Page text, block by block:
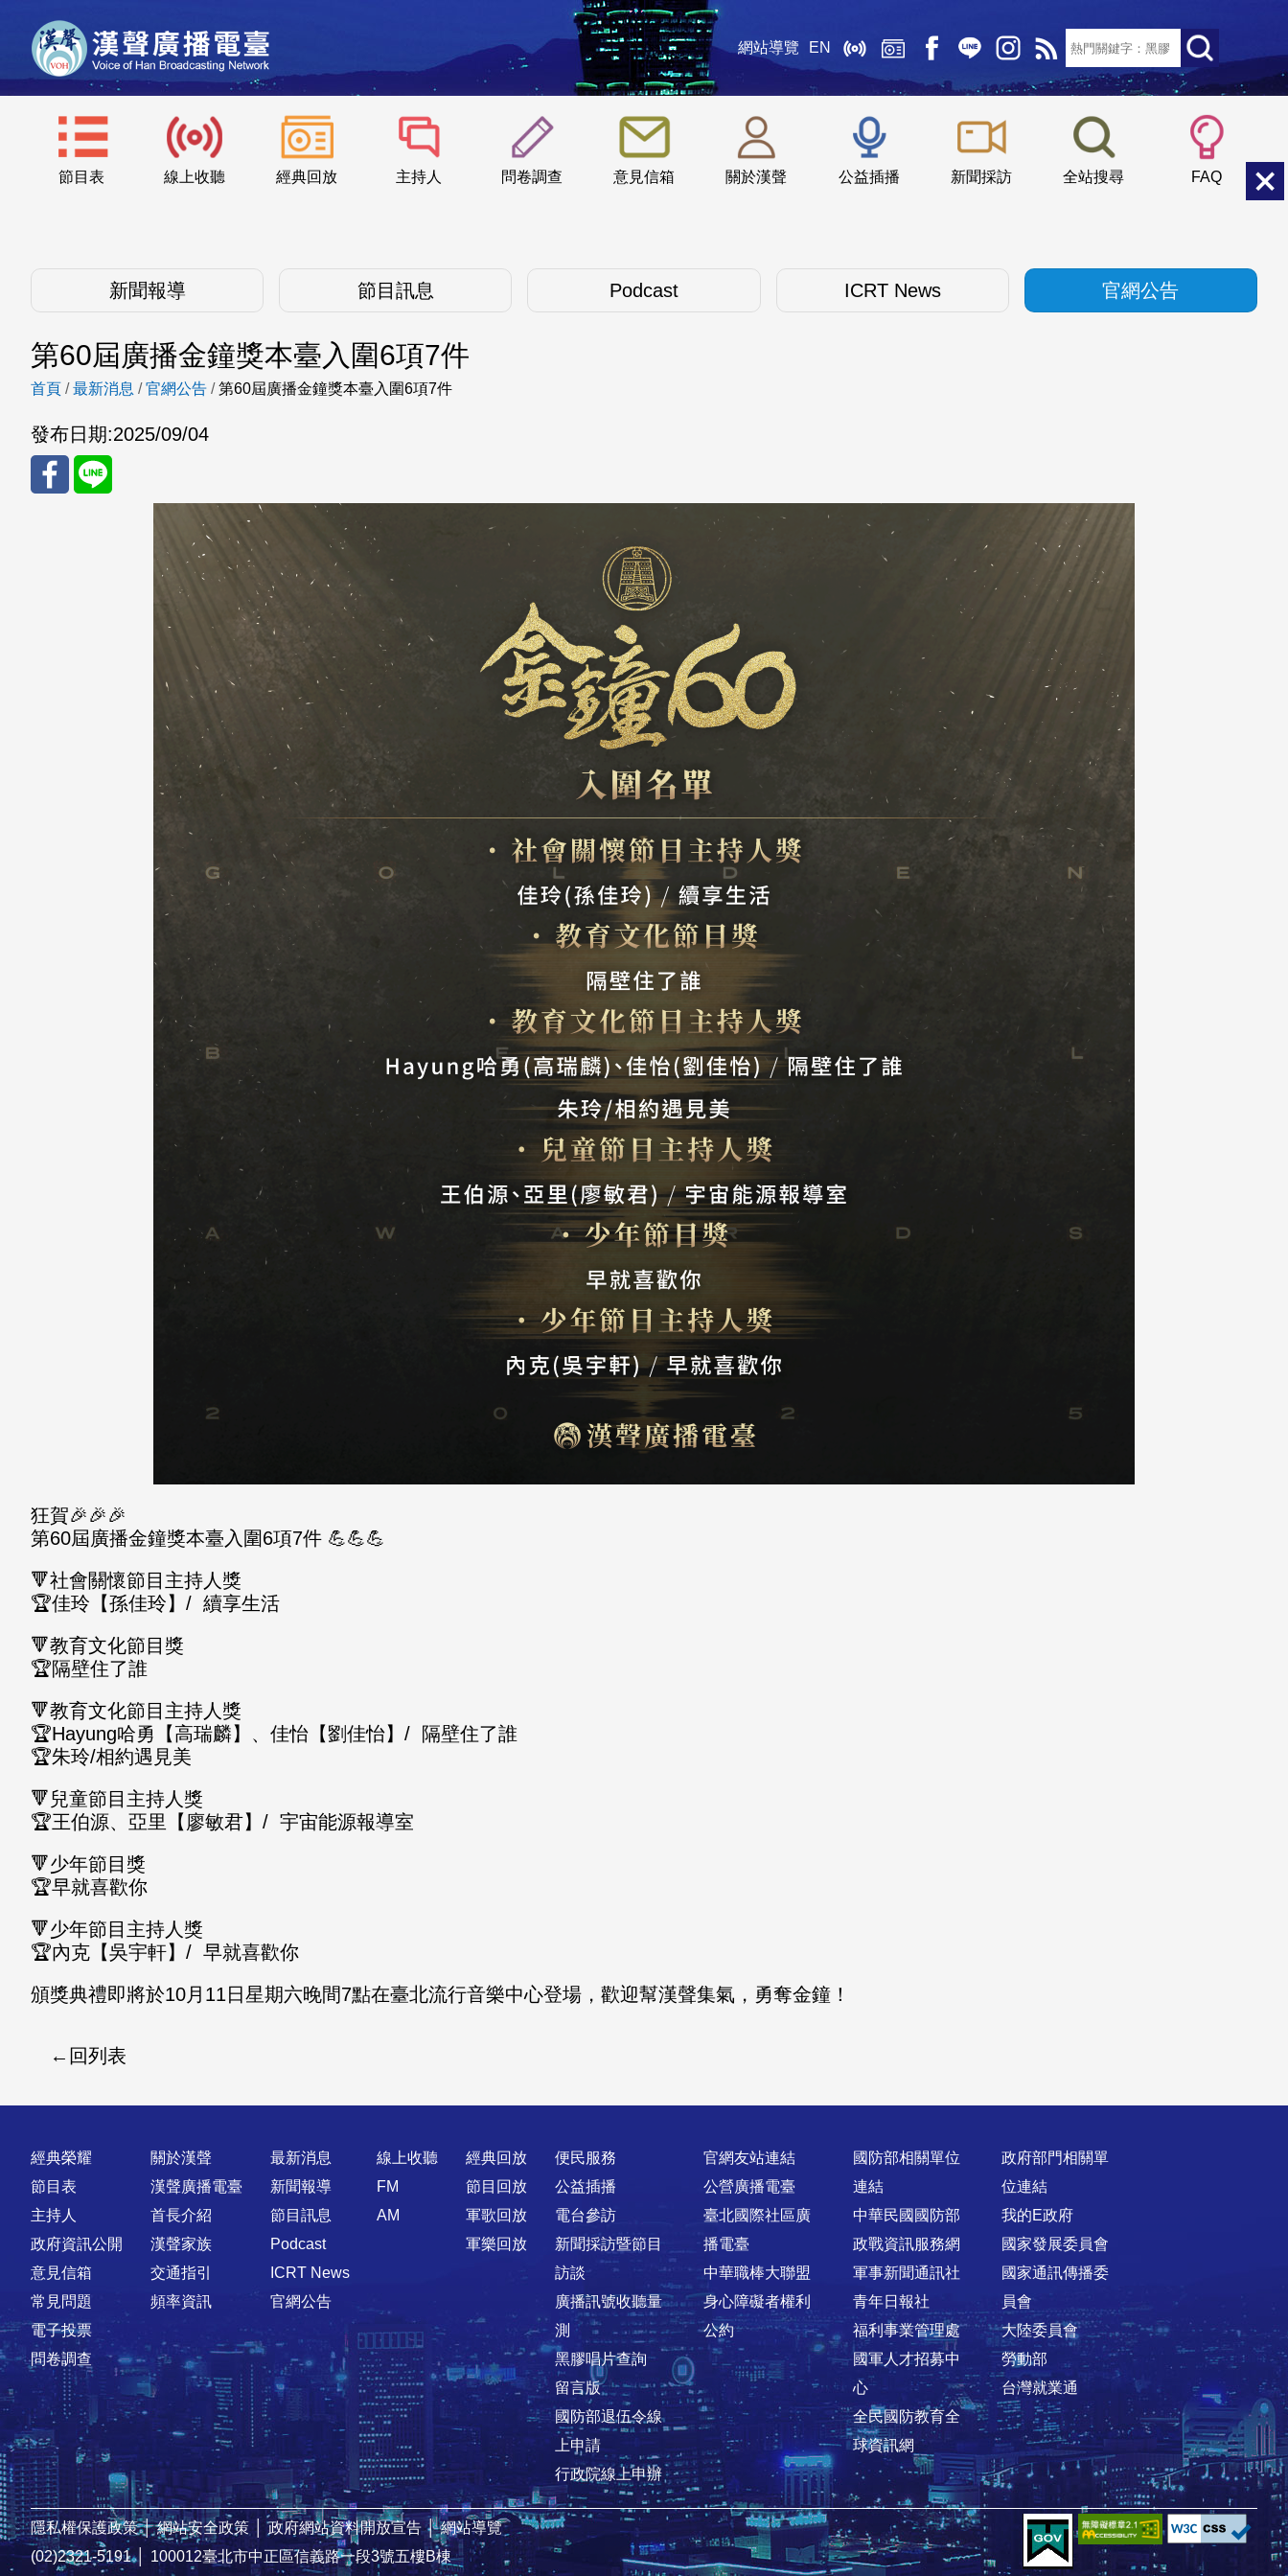
網站導覽 EN
節目表 線上收聽 經典回放 主持人 問卷調查 意見信箱 關於漢聲 公益插播 新聞採訪 全站搜尋 FAQ
::: 小 中
新聞報導 節目訊息 Podcast ICRT News 官網公告
第60屆廣播金鐘獎本臺入圍6項7件
首頁 /最新消息 /官網公告 /第60屆廣播金鐘獎本臺入圍6項7件
發布日期:2025/09/04
狂賀🎉🎉🎉
第60屆廣播金鐘獎本臺入圍6項7件 💪💪💪
🔻社會關懷節目主持人獎
🏆佳玲【孫佳玲】/ 續享生活
🔻教育文化節目獎
🏆隔壁住了誰
🔻教育文化節目主持人獎
🏆Hayung哈勇【高瑞麟】、佳怡【劉佳怡】/ 隔壁住了誰
🏆朱玲/相約遇見美
🔻兒童節目主持人獎
🏆王伯源、亞里【廖敏君】/ 宇宙能源報導室
🔻少年節目獎
🏆早就喜歡你
🔻少年節目主持人獎
🏆內克【吳宇軒】/ 早就喜歡你
頒獎典禮即將於10月11日星期六晚間7點在臺北流行音樂中心登場，歡迎幫漢聲集氣，勇奪金鐘！
回列表
快速連結
經典榮耀
節目表
主持人
政府資訊公開
意見信箱
常見問題
電子投票
問卷調查
關於漢聲
漢聲廣播電臺
首長介紹
漢聲家族
交通指引
頻率資訊
最新消息
新聞報導
節目訊息
Podcast
ICRT News
官網公告
線上收聽
FM
AM
經典回放
節目回放
軍歌回放
軍樂回放
便民服務
公益插播
電台參訪
新聞採訪暨節目
訪談
廣播訊號收聽量
測
黑膠唱片查詢
留言版
國防部退伍令線
上申請
行政院線上申辦
官網友站連結
公營廣播電臺
臺北國際社區廣
播電臺
中華職棒大聯盟
身心障礙者權利
公約
國防部相關單位
連結
中華民國國防部
政戰資訊服務網
軍事新聞通訊社
青年日報社
福利事業管理處
國軍人才招募中
心
全民國防教育全
球資訊網
政府部門相關單
位連結
我的E政府
國家發展委員會
國家通訊傳播委
員會
大陸委員會
勞動部
台灣就業通
隱私權保護政策 │ 網站安全政策 │ 政府網站資料開放宣告 │ 網站導覽
(02)2321-5191 │ 100012臺北市中正區信義路一段3號五樓B棟